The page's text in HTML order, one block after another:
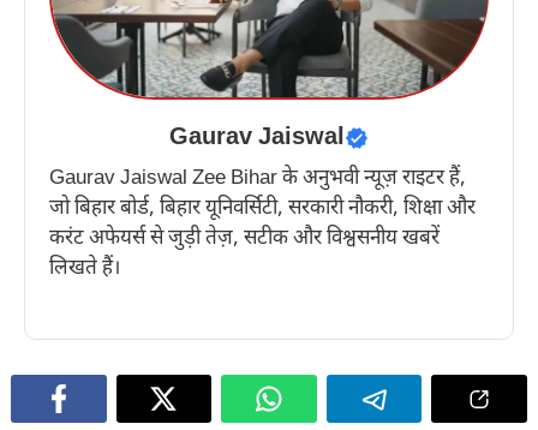
Gaurav Jaiswal
Gaurav Jaiswal Zee Bihar के अनुभवी न्यूज़ राइटर हैं,
जो बिहार बोर्ड, बिहार यूनिवर्सिटी, सरकारी नौकरी, शिक्षा और
करंट अफेयर्स से जुड़ी तेज़, सटीक और विश्वसनीय खबरें
लिखते हैं।